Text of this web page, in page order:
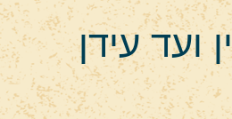
ועד עידן